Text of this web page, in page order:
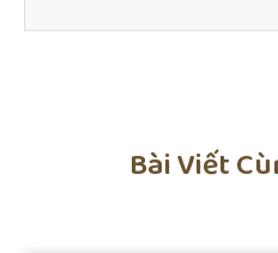
Bài Viết